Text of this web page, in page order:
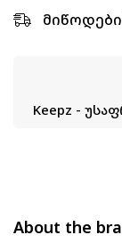
Keepz -
About the